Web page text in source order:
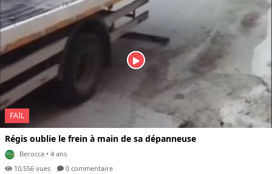
FAIL
Régis oublie le frein à main de sa dépanneuse
Berocca • 4 ans
10,556 vues
0 commentaire